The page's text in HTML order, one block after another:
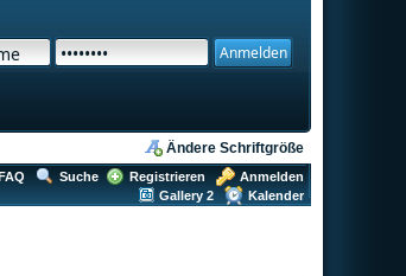
Ändere Schriftgröße
FAQ Suche Registrieren
Anmelden
Gallery 2
Kalender